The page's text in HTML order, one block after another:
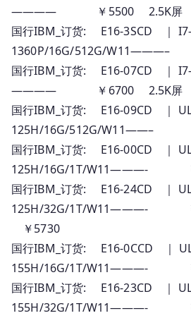
———— ￥5500 2.5K屏
国行IBM_订货: E16-3SCD ｜ I7-
1360P/16G/512G/
国行IBM_订货: E16-07CD ｜
———— ￥6700 2.5K屏
国行IBM_订货: E16-09CD ｜
125H/16G/512G/W11——–
国行IBM_订货: E16-00CD ｜
125H/16G/1T/W11———-
国行IBM_订货: E16-24CD ｜
125H/32G/1T/W11———- ￥
￥5730
国行IBM_订货: E16-0CCD ｜
155H/16G/1T/W11———-
国行IBM_订货: E16-23CD ｜
155H/32G/1T/W11———-